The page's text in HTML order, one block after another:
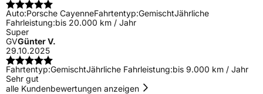
Auto:Porsche CayenneFahrtentyp:GemischtJährliche
Fahrleistung:bis 20.000 km / Jahr
Super
GVGünter V.
29.10.2025
Fahrtentyp:GemischtJährliche Fahrleistung:bis 9.000 km / Jahr
Sehr gut
alle Kundenbewertungen anzeigen